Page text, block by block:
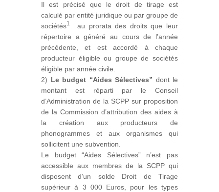
Il est précisé que le droit de tirage est
calculé par entité juridique ou par groupe de
sociétés1
au prorata des droits que leur
répertoire a généré au cours de l’année
précédente, et est accordé à chaque
producteur éligible ou groupe de sociétés
éligible par année civile.
2) Le budget “Aides Sélectives” dont le
montant est réparti par le Conseil
d’Administration de la SCPP sur proposition
de la Commission d’attribution des aides à
la création aux producteurs de
phonogrammes et aux organismes qui
sollicitent une subvention.
Le budget “Aides Sélectives” n’est pas
accessible aux membres de la SCPP qui
disposent d’un solde Droit de Tirage
supérieur à 3 000 Euros, pour les types